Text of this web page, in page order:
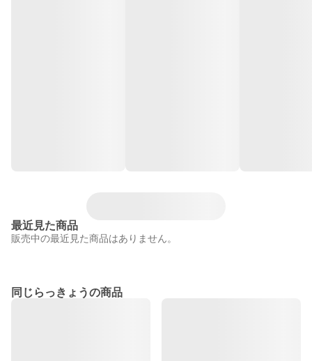
最近見た商品
販売中の最近見た商品はありません。
同じらっきょうの商品